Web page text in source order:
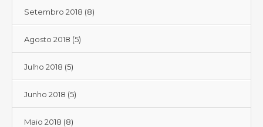
Setembro 2018 (8)
Agosto 2018 (5)
Julho 2018 (5)
Junho 2018 (5)
Maio 2018 (8)